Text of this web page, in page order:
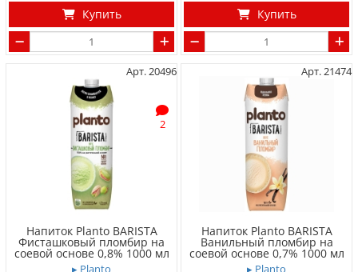
Купить Купить
Арт. 20496
2
Напиток Planto BARISTA
Фисташковый пломбир на
соевой основе 0,8% 1000 мл
▸ Planto
Арт. 21474
Напиток Planto BARISTA
Ванильный пломбир на
соевой основе 0,7% 1000 мл
▸ Planto